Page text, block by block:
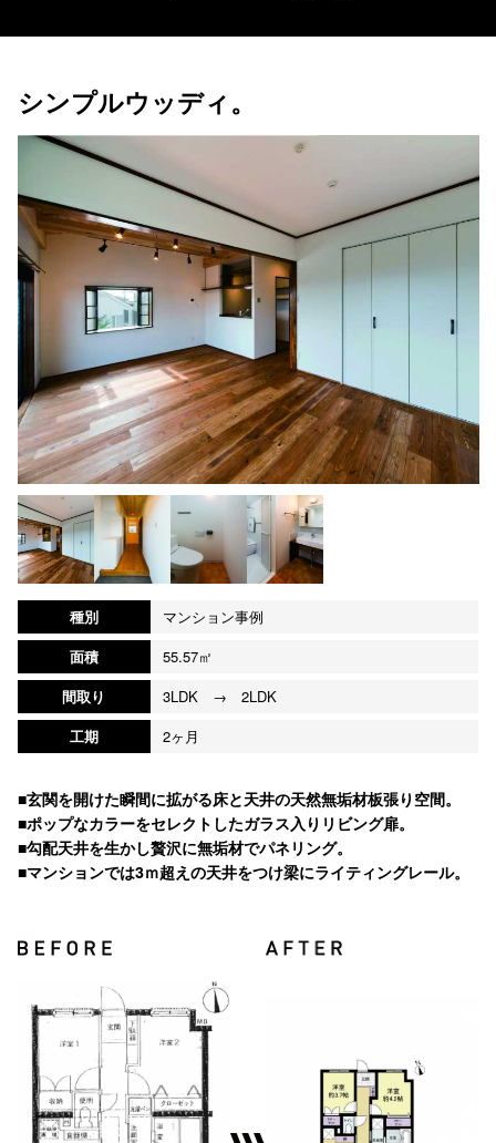
シンプルウッディ。
種別
マンション事例
面積
55.57㎡
間取り
3LDK → 2LDK
工期
2ヶ月
■玄関を開けた瞬間に拡がる床と天井の天然無垢材板張り空間。
■ポップなカラーをセレクトしたガラス入りリビング扉。
■勾配天井を生かし贅沢に無垢材でパネリング。
■マンションでは3ｍ超えの天井をつけ梁にライティングレール。